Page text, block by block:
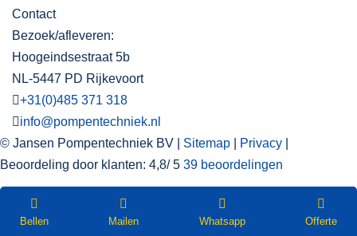
Contact
Bezoek/afleveren:
Hoogeindsestraat 5b
NL-5447 PD Rijkevoort
+31(0)485 371 318
info@pompentechniek.nl
© Jansen Pompentechniek BV | Sitemap Privacy
Beoordeling door klanten: 4,8/5 39 beoordelingen
WEBSHOP Nieuwsbrief
Bellen Mailen Whatsapp Offerte